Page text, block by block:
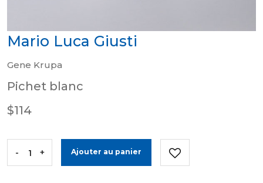
Mario Luca Giusti
Gene Krupa
Pichet blanc
$114
- + Ajouter au panier